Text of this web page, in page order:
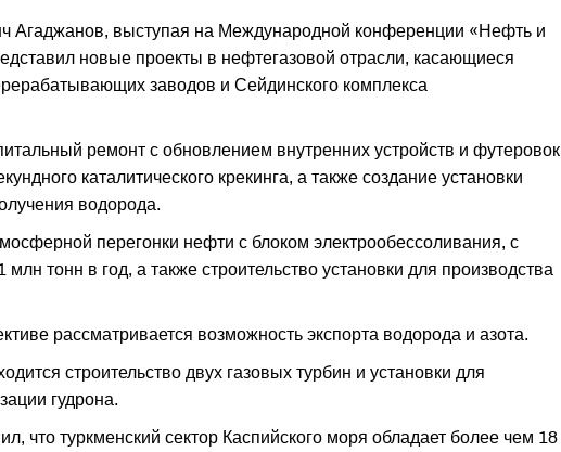
Агаджанов, выступая на Международной конференции «Нефть и
новые проекты в нефтегазовой отрасли, касающиеся
заводов и Сейдинского комплекса
ремонт с обновлением внутренних устройств и футеровок
каталитического крекинга, а также создание установки
водорода.
перегонки нефти с блоком электрообессоливания, с
тонн в год, а также строительство установки для производства
рассматривается возможность экспорта водорода и азота.
строительство двух газовых турбин и установки для
гудрона.
что туркменский сектор Каспийского моря обладает более чем 18